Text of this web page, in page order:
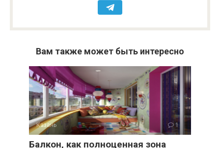
Вам также может быть интересно
Казань 1
Балкон, как полноценная зона